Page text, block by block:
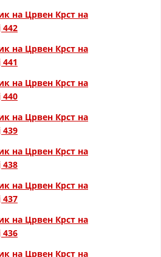
на Црвен Крст на
442
на Црвен Крст на
на Црвен Крст на
440
на Црвен Крст на
439
на Црвен Крст на
438
на Црвен Крст на
437
на Црвен Крст на
436
на Црвен Крст на